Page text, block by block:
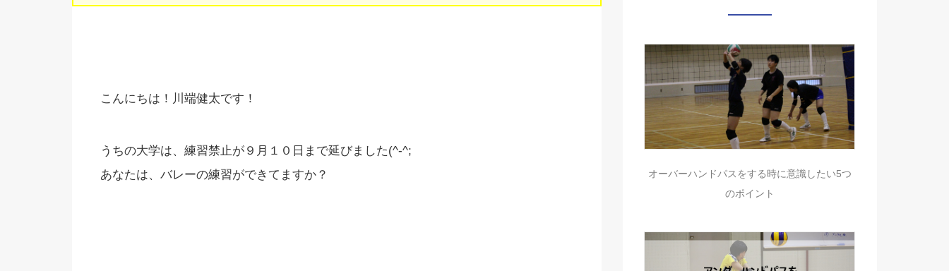
こんにちは！川端健太です！
うちの大学は、練習禁止が９月１０日まで延びました(^-^;
あなたは、バレーの練習ができてますか？
オーバーハンドパスをする時に意識したい5つ
のポイント